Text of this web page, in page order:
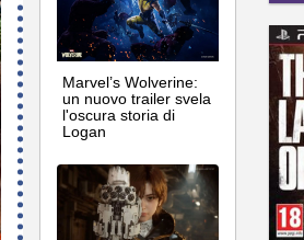
Marvel’s Wolverine:
un nuovo trailer svela
l'oscura storia di
Logan